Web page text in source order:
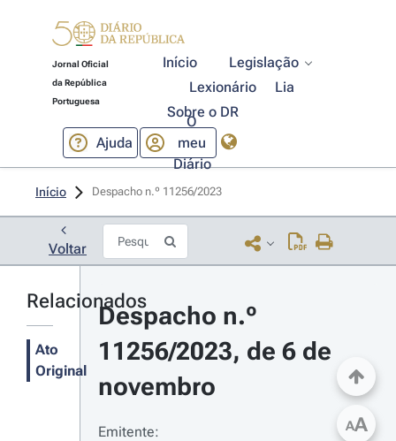
Jornal Oficial
da República
Portuguesa
Início
Legislação
Lexionário
Lia
Sobre o DR
Ajuda
O
meu
Diário
Início Despacho n.º 11256/2023
Voltar
Relacionados
Ato
Original
Despacho n.º
11256/2023, de 6 de
novembro
Emitente:
AA